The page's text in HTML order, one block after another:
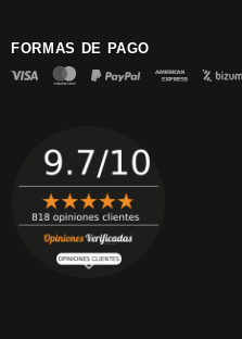
FORMAS DE PAGO